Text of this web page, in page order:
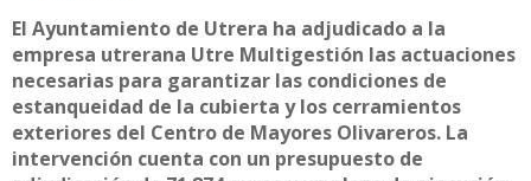
El Ayuntamiento de Utrera ha adjudicado a la
empresa utrerana Utre Multigestión las actuaciones
necesarias para garantizar las condiciones de
estanqueidad de la cubierta y los cerramientos
exteriores del Centro de Mayores Olivareros. La
intervención cuenta con un presupuesto de